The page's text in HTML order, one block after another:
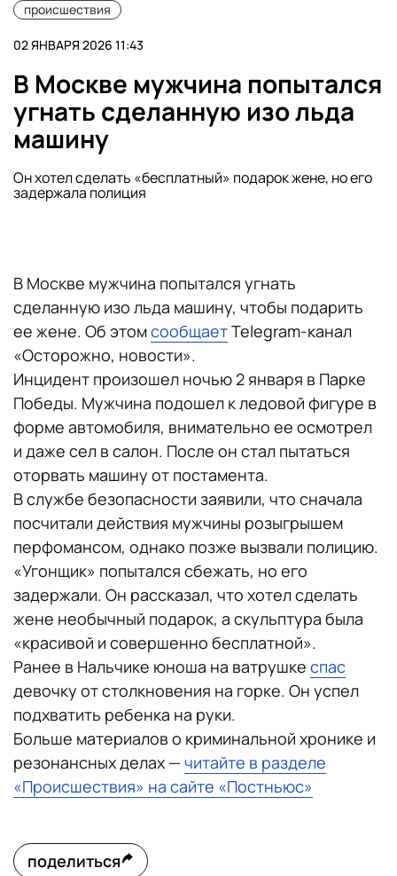
происшествия
02 ЯНВАРЯ 2026 11:43
В Москве мужчина попытался
угнать сделанную изо льда
машину
Он хотел сделать «бесплатный» подарок жене, но его
задержала полиция
В Москве мужчина попытался угнать
сделанную изо льда машину, чтобы подарить
ее жене. Об этомсообщаетTelegram-канал
«Осторожно, новости».
Инцидент произошел ночью 2 января в Парке
Победы. Мужчина подошел к ледовой фигуре в
форме автомобиля, внимательно ее осмотрел
и даже сел в салон. После он стал пытаться
оторвать машину от постамента.
В службе безопасности заявили, что сначала
посчитали действия мужчины розыгрышем
перфомансом, однако позже вызвали полицию.
«Угонщик» попытался сбежать, но его
задержали. Он рассказал, что хотел сделать
жене необычный подарок, а скульптура была
«красивой и совершенно бесплатной».
Ранее в Нальчике юноша на ватрушке спас
девочку от столкновения на горке. Он успел
подхватить ребенка на руки.
Больше материалов о криминальной хронике и
резонансных делах — читайте в разделе
«Происшествия» на сайте «Постньюс»
поделиться